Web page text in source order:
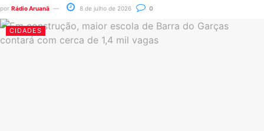
por Rádio Aruanã 8 de julho de 2026 0
CIDADES